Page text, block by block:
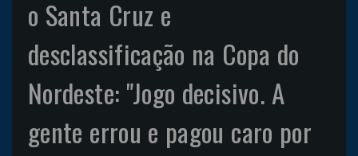
o Santa Cruz e
desclassificação na Copa do
Nordeste: "Jogo decisivo. A
gente errou e pagou caro por